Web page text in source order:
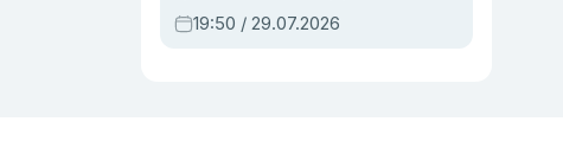
qahramon — Ukraina
armiyasi bosh
19:50 / 29.07.2026